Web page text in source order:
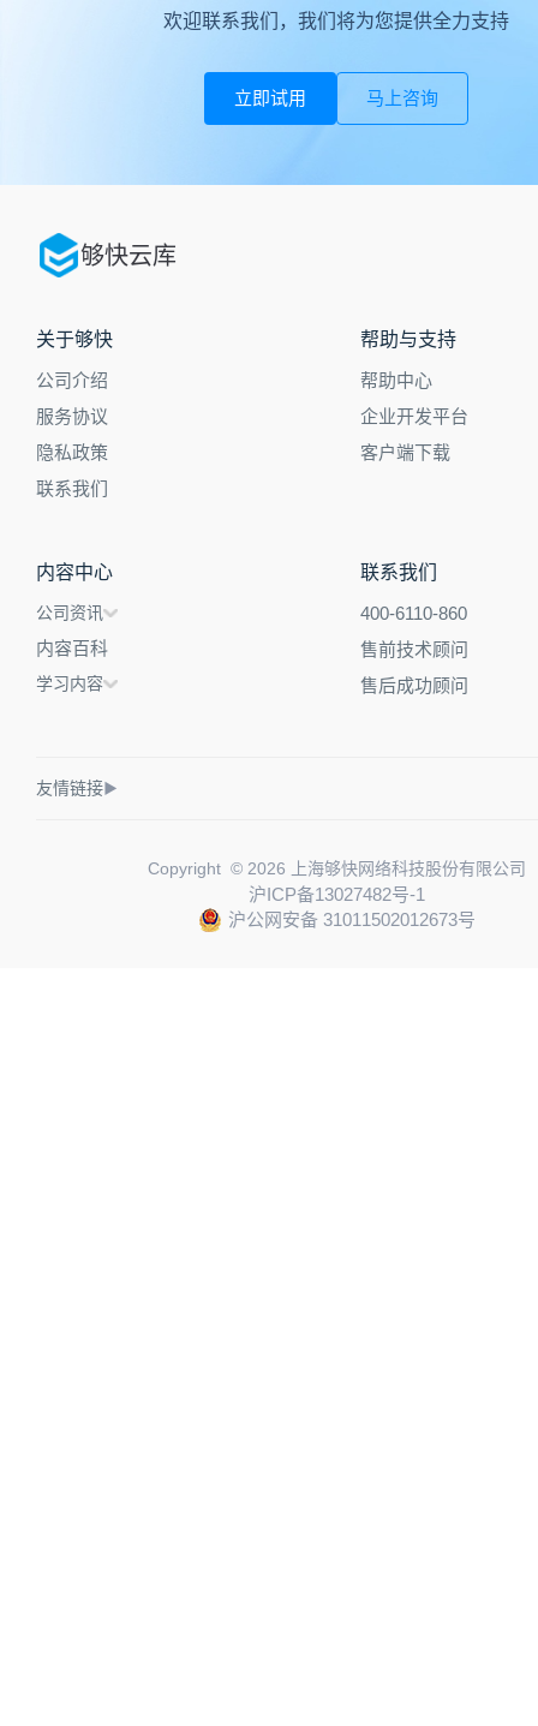
欢迎联系我们，我们将为您提供全力支持
立即试用 马上咨询
够快云库
关于够快
公司介绍
服务协议
隐私政策
联系我们
帮助与支持
帮助中心
企业开发平台
客户端下载
内容中心
公司资讯
内容百科
学习内容
联系我们
400-6110-860
售前技术顾问
售后成功顾问
友情链接▶
Copyright © 2026 上海够快网络科技股份有限公司
沪ICP备13027482号-1
沪公网安备 31011502012673号